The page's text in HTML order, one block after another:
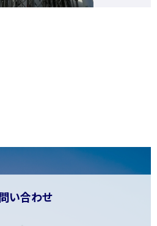
い合わせ